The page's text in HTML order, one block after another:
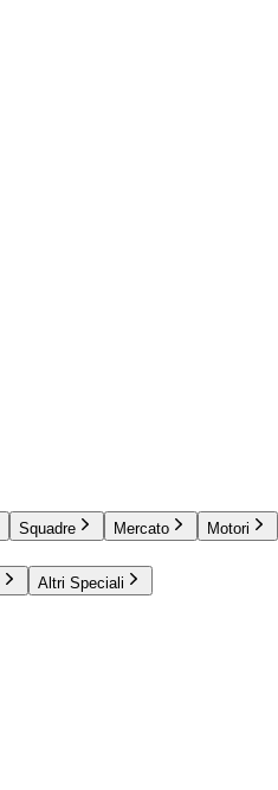
Squadre Mercato Motori
Altri Speciali